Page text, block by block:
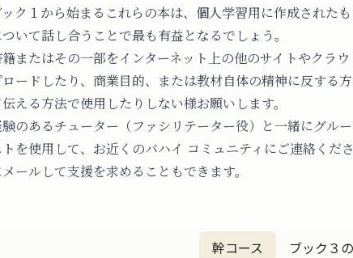
ック１から始まるこれらの本は、個人学習用に作成された
ついて話し合うことで最も有益となるでしょう。
またはその一部をインターネット上の他のサイトやクラ
ロードしたり、商業目的、または教材自体の精神に反する
える方法で使用したりしない様お願いします。
のあるチューター（ファシリテーター役）と一緒にグルー
を使用して、お近くのバハイ コミュニティにご連絡 くだ
メールして支援を求めることもできます。
幹コース ブック３